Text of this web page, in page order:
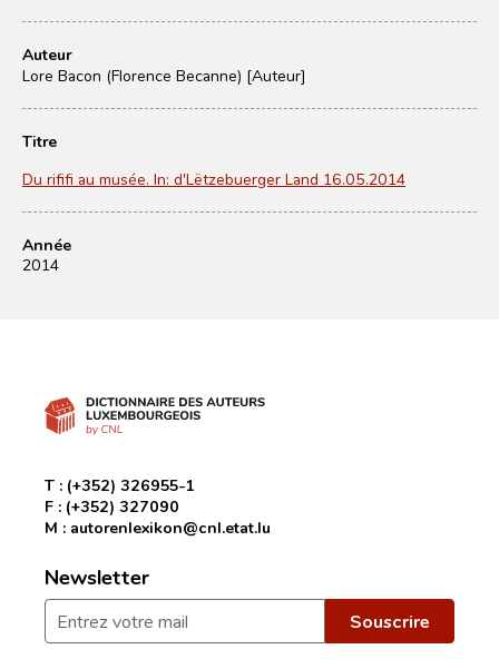
Auteur
Lore Bacon (Florence Becanne) [Auteur]
Titre
Du rififi au musée. In: d'Lëtzebuerger Land 16.05.2014
Année
2014
T : (+352) 326955-1
F : (+352) 327090
M : autorenlexikon@cnl.etat.lu
Newsletter